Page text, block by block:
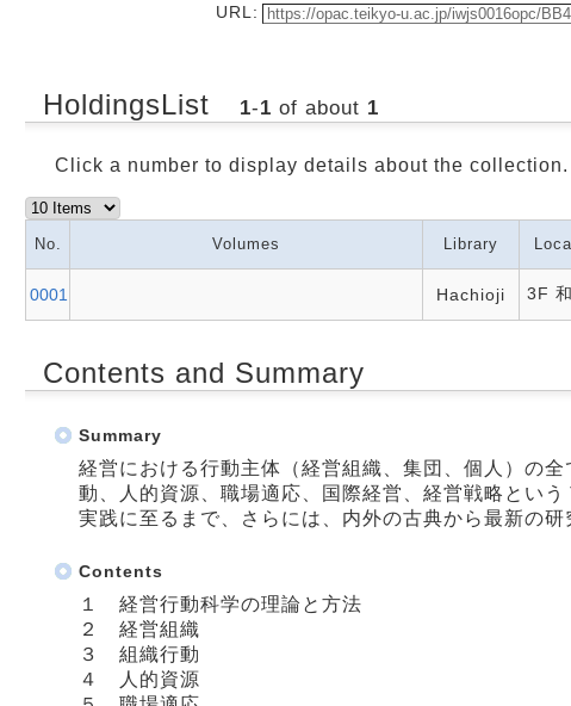
URL:
HoldingsList 1-1 of about 1
Click a number to display details about the collection.
No. Volumes Library
0001 Hachioji 3F
Contents and Summary
Summary
経営における行動主体（経営組織、集団、個人）の
動、人的資源、職場適応、国際経営、経営戦略とい
実践に至るまで、さらには、内外の古典から最新の
Contents
１ 経営行動科学の理論と方法
２ 経営組織
３ 組織行動
４ 人的資源